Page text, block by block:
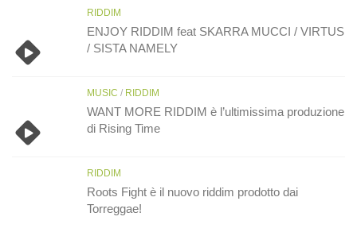
RIDDIM
ENJOY RIDDIM feat SKARRA MUCCI / VIRTUS
/ SISTA NAMELY
MUSIC / RIDDIM
WANT MORE RIDDIM è l’ultimissima produzione
di Rising Time
RIDDIM
Roots Fight è il nuovo riddim prodotto dai
Torreggae!